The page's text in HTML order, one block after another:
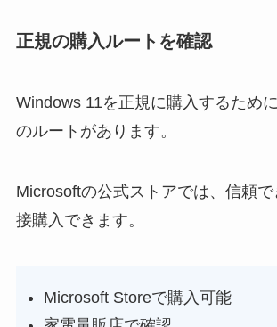
正規の購入ルートを確認
Windows 11を正規に購入するため
のルートがあります。
Microsoftの公式ストアでは、信頼
接購入できます。
Microsoft Storeで購入可能